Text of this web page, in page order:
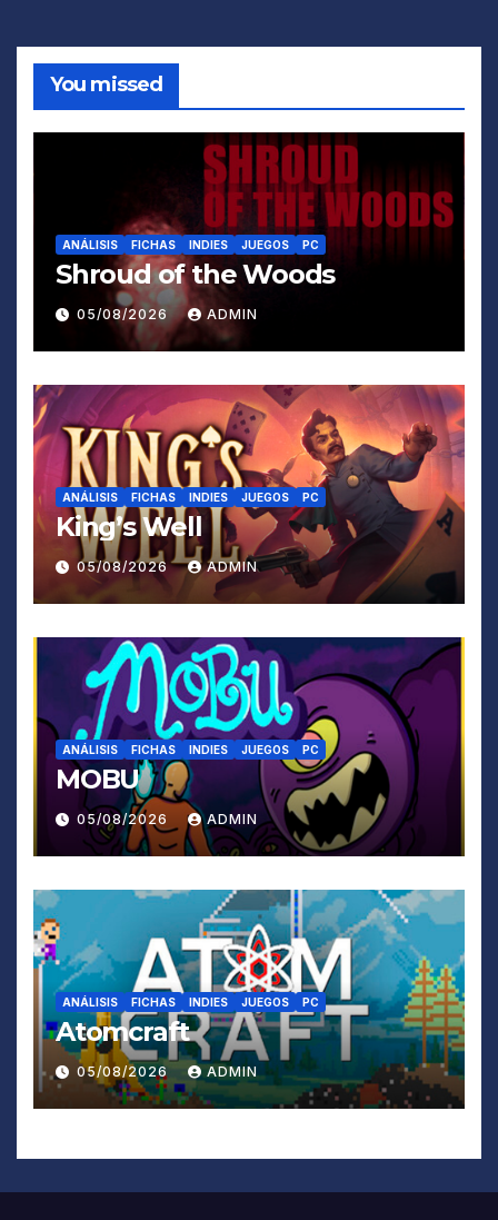
You missed
ANÁLISIS FICHAS INDIES JUEGOS PC
Shroud of the Woods
05/08/2026 ADMIN
ANÁLISIS FICHAS INDIES JUEGOS PC
King’s Well
05/08/2026 ADMIN
ANÁLISIS FICHAS INDIES JUEGOS PC
MOBU
05/08/2026 ADMIN
ANÁLISIS FICHAS INDIES JUEGOS PC
Atomcraft
05/08/2026 ADMIN